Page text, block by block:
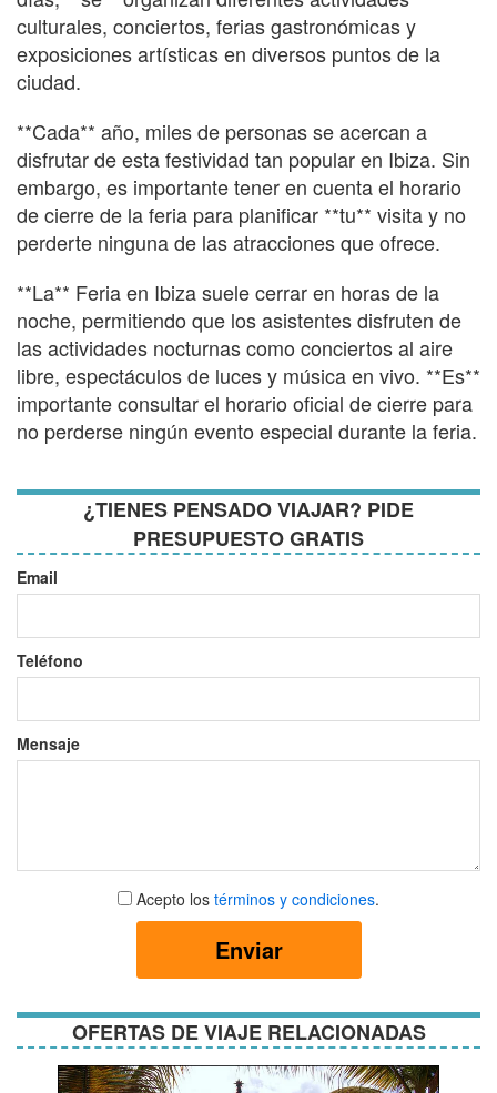
culturales, conciertos, ferias gastronómicas y
exposiciones artísticas en diversos puntos de la
ciudad.
**Cada** año, miles de personas se acercan a
disfrutar de esta festividad tan popular en Ibiza. Sin
embargo, es importante tener en cuenta el horario
de cierre de la feria para planificar **tu** visita y no
perderte ninguna de las atracciones que ofrece.
**La** Feria en Ibiza suele cerrar en horas de la
noche, permitiendo que los asistentes disfruten de
las actividades nocturnas como conciertos al aire
libre, espectáculos de luces y música en vivo. **Es**
importante consultar el horario oficial de cierre para
no perderse ningún evento especial durante la feria.
¿TIENES PENSADO VIAJAR? PIDE
PRESUPUESTO GRATIS
Email
Teléfono
Mensaje
Aceptar
términos
Acepto los términos y condiciones.
Enviar
OFERTAS DE VIAJE RELACIONADAS